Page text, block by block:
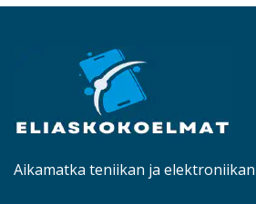
Aikamatka teniikan ja